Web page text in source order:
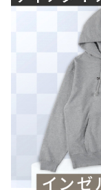
オークス制覇ま
は「夢を見てい